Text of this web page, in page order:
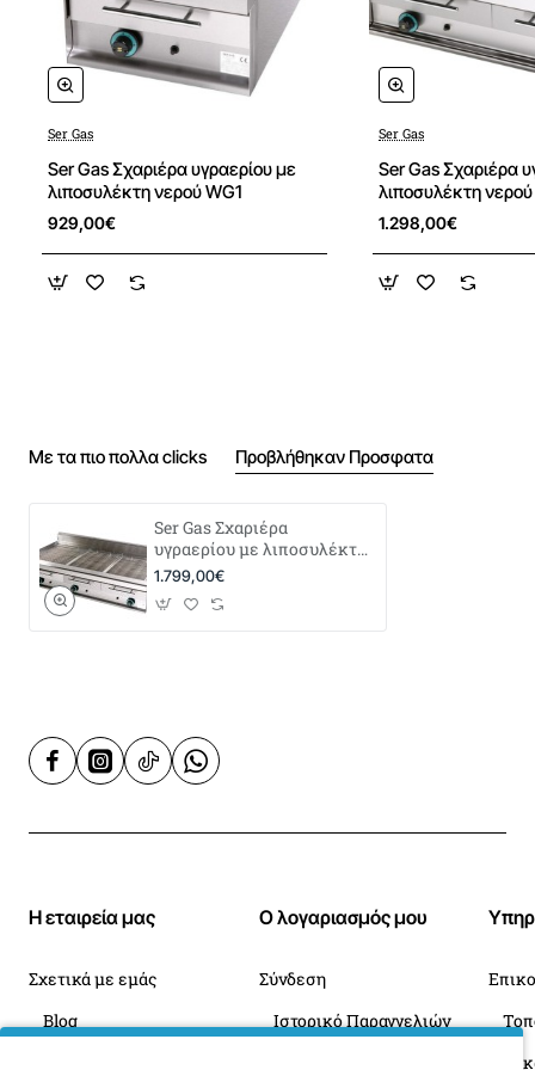
το άναμμα του καυστήρα. Oπως και με όλες τις
συσκευές αερίου της SER GAS τα μπέκ του καυστήρα
ρυθμίζονται για οποιοδήποτε αέριο. Φέρουν το σήμα CE.
Μήκος (mm)
Βάθος (mm) 650
Ύψος (mm)
320
Βάρος (kg)
Επιφάνεια σχάρας (mm)
1200X460
Καυστήρες
Ser Gas
Ser Gas Σχαριέρα υγραερίου με
λιποσυλέκτη νερού WG1
929,00€
Ser Gas
Ser Gas Σχαριέρα
λιποσυλέκτη
1.298,00€
Με τα πιο πολλα clicks Προβλήθηκαν Προσφατα
Ser Gas Σχαριέρα
υγραερίου με λιποσυλέκτη
νερού WG3
1.799,00€
Η εταιρεία μας
Σχετικά με εμάς
Blog
Ο λογαριασμός μου
Σύνδεση
Ιστορικό Παραγγελιών